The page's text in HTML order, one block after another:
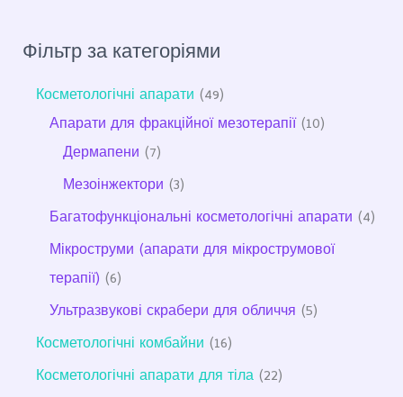
Фільтр за категоріями
Косметологічні апарати 49
Апарати для фракційної мезотерапії 10
Дермапени 7
Мезоінжектори 3
Багатофункціональні косметологічні апарати 4
Мікроструми (апарати для мікрострумової
терапії) 6
Ультразвукові скрабери для обличчя 5
Косметологічні комбайни 16
Косметологічні апарати для тіла 22